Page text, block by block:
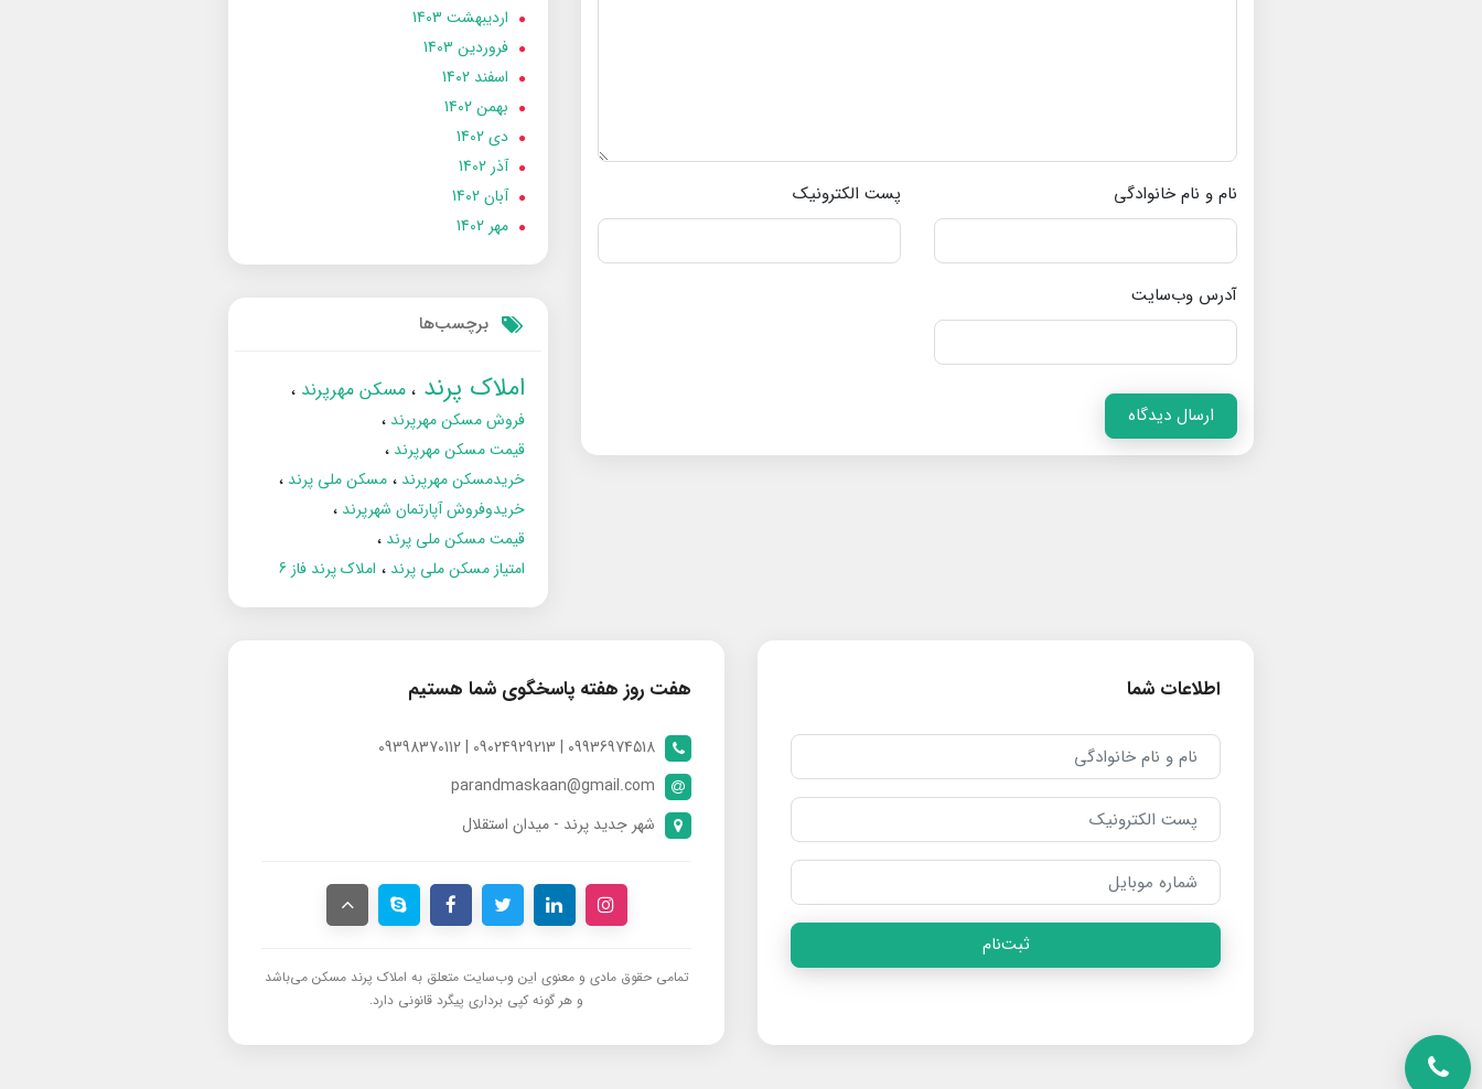
نام و نام خانوادگی پست الکترونیک
آدرس وب‌سایت
ارسال دیدگاه
ارديبهشت 1403
فروردین 1403
اسفند 1402
بهمن 1402
دی 1402
آذر 1402
آبان 1402
مهر 1402
برچسب‌ها
املاک پرند مسکن مهرپرند
فروش مسکن مهرپرند
قیمت مسکن مهرپرند
خریدمسکن مهرپرند
مسکن ملی پرند
خریدوفروش آپارتمان شهرپرند
قیمت مسکن ملی پرند
امتیاز مسکن ملی پرند
املاک پرند فاز 6
اطلاعات شما
ثبت‌نام
هفت روز هفته پاسخگوی شما هستیم
09936974518 | 09024929213 | 09398370112
parandmaskaan@gmail.com
شهر جدید پرند - میدان استقلال
تمامی حقوق مادی و معنوی این وب‌سایت متعلق به املاک پرند مسکن می‌باشد
و هر گونه کپی برداری پیگرد قانونی دارد.